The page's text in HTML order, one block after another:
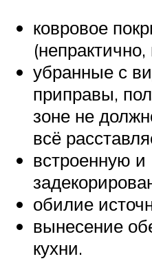
ковровое
убранные с
приправы,
зоне не
всё
встроенную и
обилие
вынесение
кухни.